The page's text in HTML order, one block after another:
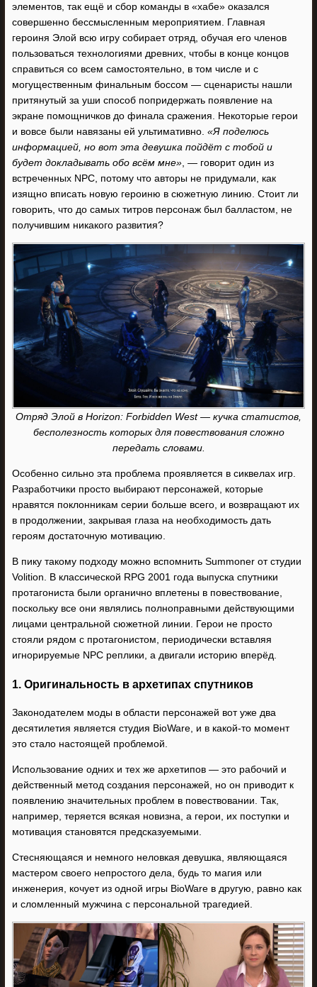
элементов, так ещё и сбор команды в «хабе» оказался
совершенно бессмысленным мероприятием. Главная
героиня Элой всю игру собирает отряд, обучая его членов
пользоваться технологиями древних, чтобы в конце концов
справиться со всем самостоятельно, в том числе и с
могущественным финальным боссом — сценаристы нашли
притянутый за уши способ попридержать появление на
экране помощничков до финала сражения. Некоторые герои
и вовсе были навязаны ей ультимативно. «Я поделюсь
информацией, но вот эта девушка пойдёт с тобой и
будет докладывать обо всём мне» , — говорит один из
встреченных NPC, потому что авторы не придумали, как
изящно вписать новую героиню в сюжетную линию. Стоит ли
говорить, что до самых титров персонаж был балластом, не
получившим никакого развития?
Отряд Элой в Horizon: Forbidden West — кучка статистов,
бесполезность которых для повествования сложно
передать словами.
Особенно сильно эта проблема проявляется в сиквелах игр.
Разработчики просто выбирают персонажей, которые
нравятся поклонникам серии больше всего, и возвращают их
в продолжении, закрывая глаза на необходимость дать
героям достаточную мотивацию.
В пику такому подходу можно вспомнить Summoner от студии
Volition. В классической RPG 2001 года выпуска спутники
протагониста были органично вплетены в повествование,
поскольку все они являлись полноправными действующими
лицами центральной сюжетной линии. Герои не просто
стояли рядом с протагонистом, периодически вставляя
игнорируемые NPC реплики, а двигали историю вперёд.
1. Оригинальность в архетипах спутников
Законодателем моды в области персонажей вот уже два
десятилетия является студия BioWare, и в какой-то момент
это стало настоящей проблемой.
Использование одних и тех же архетипов — это рабочий и
действенный метод создания персонажей, но он приводит к
появлению значительных проблем в повествовании. Так,
например, теряется всякая новизна, а герои, их поступки и
мотивация становятся предсказуемыми.
Стесняющаяся и немного неловкая девушка, являющаяся
мастером своего непростого дела, будь то магия или
инженерия, кочует из одной игры BioWare в другую, равно как
и сломленный мужчина с персональной трагедией.